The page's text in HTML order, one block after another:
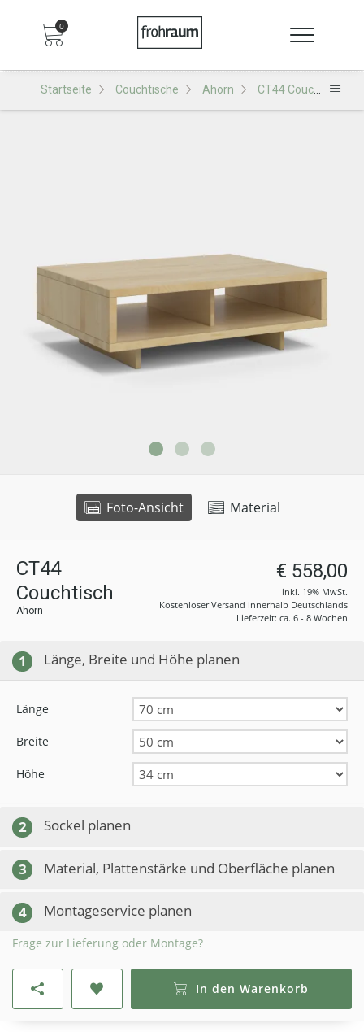
0
Startseite Couchtische Ahorn CT44 Couchtisch
Foto-Ansicht Material
CT44
Couchtisch
Ahorn
€ 558,00
inkl. 19% MwSt.
Kostenloser Versand innerhalb Deutschlands
Lieferzeit: ca. 6 - 8 Wochen
1 Länge, Breite und Höhe planen
Länge
Breite
Höhe
2 Sockel planen
3 Material, Plattenstärke und Oberfläche planen
4 Montageservice planen
Frage zur Lieferung oder Montage?
In den Warenkorb